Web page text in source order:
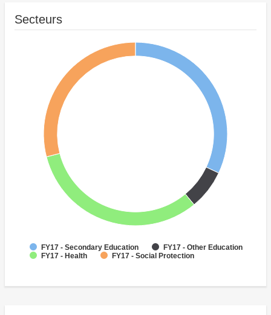
Secteurs
FY17 - Secondary Education
FY17 - Other Education
FY17 - Health
FY17 - Social Protection